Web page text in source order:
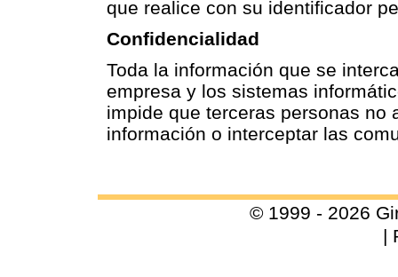
que realice con su identificador
Confidencialidad
Toda la información que se
empresa y los sistemas
impide que terceras personas no
información o interceptar las
© 1999 - 2026
|